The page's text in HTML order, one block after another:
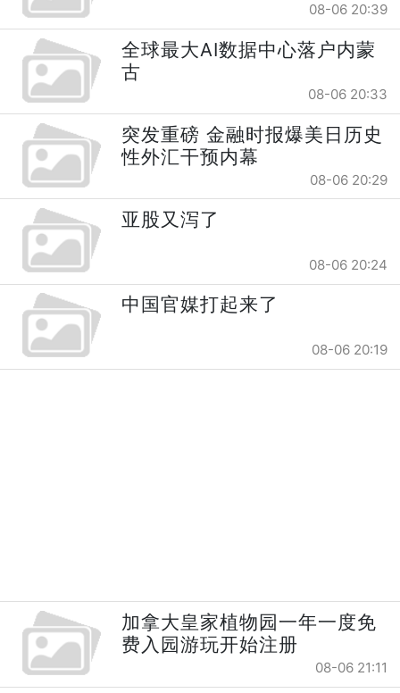
08-06 20:39
全球最大AI数据中心落户内蒙
古
08-06 20:33
突发重磅 金融时报爆美日历史
性外汇干预内幕
08-06 20:29
亚股又泻了
08-06 20:24
中国官媒打起来了
08-06 20:19
加拿大皇家植物园一年一度免
费入园游玩开始注册
08-06 21:11